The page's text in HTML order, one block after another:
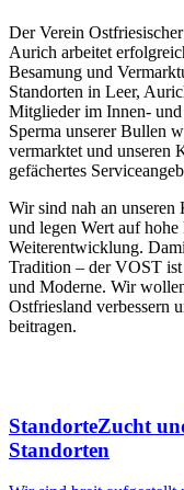
Der Verein
Aurich arbeitet
Besamung und
Standorten in Leer,
Mitglieder im Innen-
Sperma unserer Bullen
vermarktet und unseren
gefächertes
Wir sind nah an
und legen Wert auf
Weiterentwicklung.
Tradition – der VOST ist
und Moderne. Wir
Ostfriesland verbessern
beitragen.
StandorteZucht
Standorten